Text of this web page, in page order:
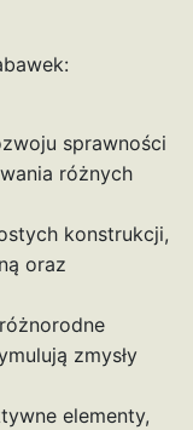
sprawności
różnych
konstrukcji,
oraz
zmysły
elementy,